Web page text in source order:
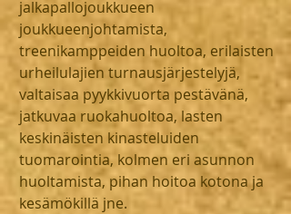
jalkapallojoukkueen
joukkueenjohtamista,
treenikamppeiden huoltoa, erilaisten
urheilulajien turnausjärjestelyjä,
valtaisaa pyykkivuorta pestävänä,
jatkuvaa ruokahuoltoa, lasten
keskinäisten kinasteluiden
tuomarointia, kolmen eri asunnon
huoltamista, pihan hoitoa kotona ja
kesämökillä jne.